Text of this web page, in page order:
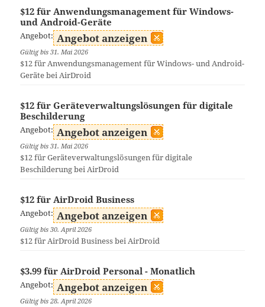
$12 für Anwendungsmanagement für Windows-
und Android-Geräte
Angebot: Angebot anzeigen
Gültig bis 31. Mai 2026
$12 für Anwendungsmanagement für Windows- und Android-
Geräte bei AirDroid
$12 für Geräteverwaltungslösungen für digitale
Beschilderung
Angebot: Angebot anzeigen
Gültig bis 31. Mai 2026
$12 für Geräteverwaltungslösungen für digitale
Beschilderung bei AirDroid
$12 für AirDroid Business
Angebot: Angebot anzeigen
Gültig bis 30. April 2026
$12 für AirDroid Business bei AirDroid
$3.99 für AirDroid Personal - Monatlich
Angebot: Angebot anzeigen
Gültig bis 28. April 2026